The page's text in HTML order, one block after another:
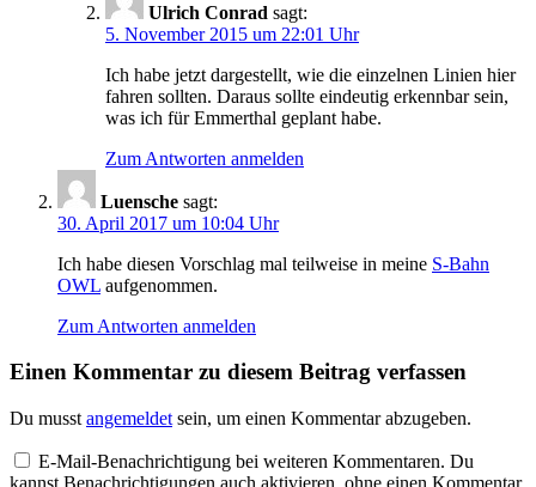
Ulrich Conrad sagt:
5. November 2015 um 22:01 Uhr
Ich habe jetzt dargestellt, wie die einzelnen Linien hier
fahren sollten. Daraus sollte eindeutig erkennbar sein,
was ich für Emmerthal geplant habe.
Zum Antworten anmelden
Luensche sagt:
30. April 2017 um 10:04 Uhr
Ich habe diesen Vorschlag mal teilweise in meine S-Bahn
OWL aufgenommen.
Zum Antworten anmelden
Einen Kommentar zu diesem Beitrag verfassen
Du musst angemeldet sein, um einen Kommentar abzugeben.
E-Mail-Benachrichtigung bei weiteren Kommentaren. Du